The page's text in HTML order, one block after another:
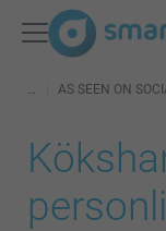
AS SEEN ON